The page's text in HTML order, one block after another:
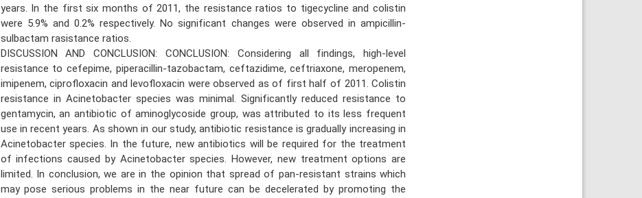
years. In the first six months of 2011, the resistance ratios to tigecycline and colistin
were 5.9% and 0.2% respectively. No significant changes were observed in ampicillin-
sulbactam rasistance ratios.
DISCUSSION AND CONCLUSION: CONCLUSION: Considering all findings, high-level
resistance to cefepime, piperacillin-tazobactam, ceftazidime, ceftriaxone, meropenem,
imipenem, ciprofloxacin and levofloxacin were observed as of first half of 2011. Colistin
resistance in Acinetobacter species was minimal. Significantly reduced resistance to
gentamycin, an antibiotic of aminoglycoside group, was attributed to its less frequent
use in recent years. As shown in our study, antibiotic resistance is gradually increasing in
Acinetobacter species. In the future, new antibiotics will be required for the treatment
of infections caused by Acinetobacter species. However, new treatment options are
limited. In conclusion, we are in the opinion that spread of pan-resistant strains which
may pose serious problems in the near future can be decelerated by promoting the